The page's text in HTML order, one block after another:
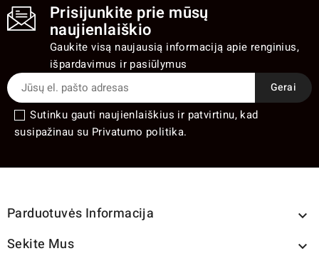
Prisijunkite prie mūsų
naujienlaiškio
Gaukite visą naujausią informaciją apie renginius,
išpardavimus ir pasiūlymus
Sutinku gauti naujienlaiškius ir patvirtinu, kad
susipažinau su Privatumo politika.
Parduotuvės Informacija 
Sekite Mus 